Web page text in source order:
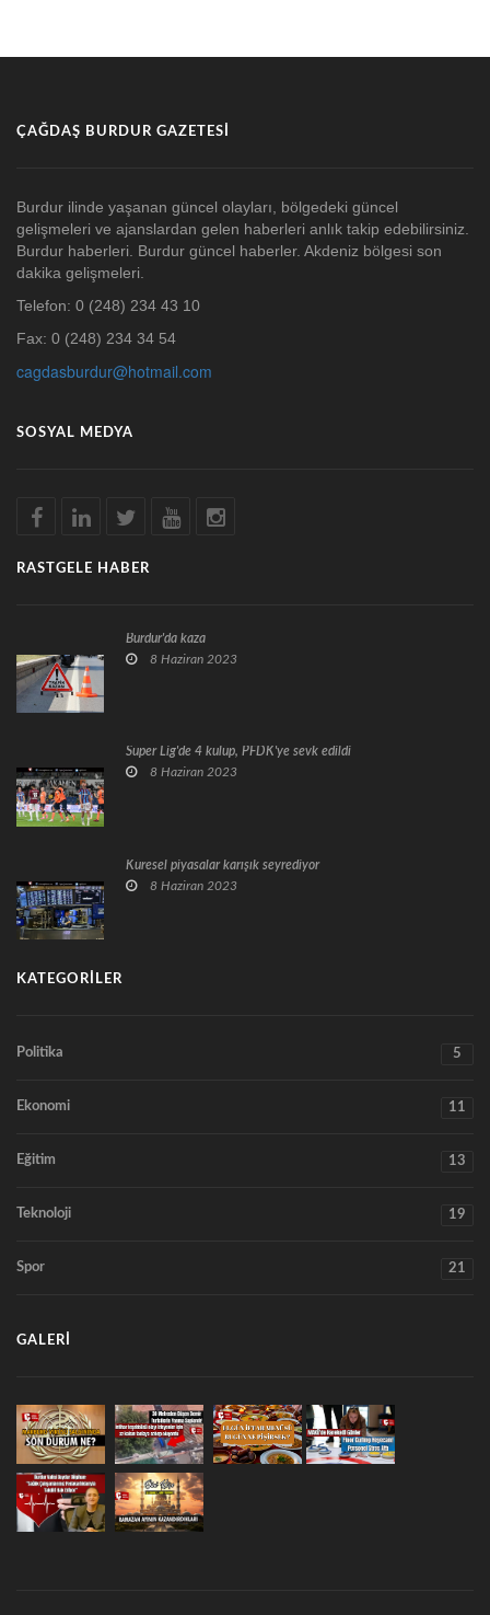
ÇAĞDAŞ BURDUR GAZETESI
Burdur ilinde yaşanan güncel olayları, bölgedeki güncel
gelişmeleri ve ajanslardan gelen haberleri anlık takip edebilirsiniz.
Burdur haberleri. Burdur güncel haberler. Akdeniz bölgesi son
dakika gelişmeleri.
Telefon: 0 (248) 234 43 10
Fax: 0 (248) 234 34 54
cagdasburdur@hotmail.com
SOSYAL MEDYA
RASTGELE HABER
Burdur'da kaza
8 Haziran 2023
Süper Lig'de 4 kulüp, PFDK'ye sevk edildi
8 Haziran 2023
Küresel piyasalar karışık seyrediyor
8 Haziran 2023
KATEGORILER
Politika 5
Ekonomi 11
Eğitim 13
Teknoloji 19
Spor 21
GALERI